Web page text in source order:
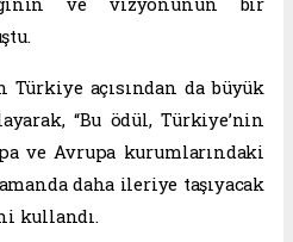
Türkiye açısından da büyük
“Bu ödül, Türkiye’nin
ve Avrupa kurumlarındaki
daha ileriye taşıyacak
kullandı.